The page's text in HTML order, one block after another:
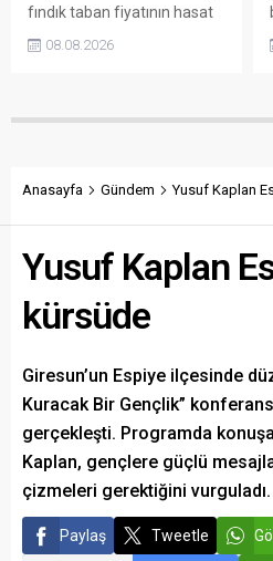
fındık taban fiyatının hasat
açıklanmamasına tepki
belirterek üreticiyi memnun
savundu.
08.08.2026
Anasayfa Gündem Yusuf Kaplan
Yusuf Kaplan
kürsüde
Giresun’un Espiye ilçesinde
Kuracak Bir Gençlik”
gerçekleşti. Programda
Kaplan, gençlere güçlü
çizmeleri gerektiğini vurguladı.
Paylaş Tweetle